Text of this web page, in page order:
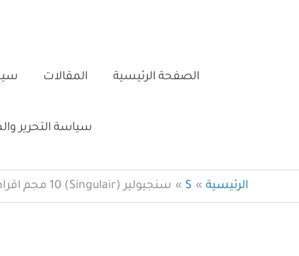
الصفحة الرئيسية
المقالات
سياسة التحرير
الرئيسية S سنجيولير (Singulair) 10 مجم اقراص دواعي الاستعمال والجرعة